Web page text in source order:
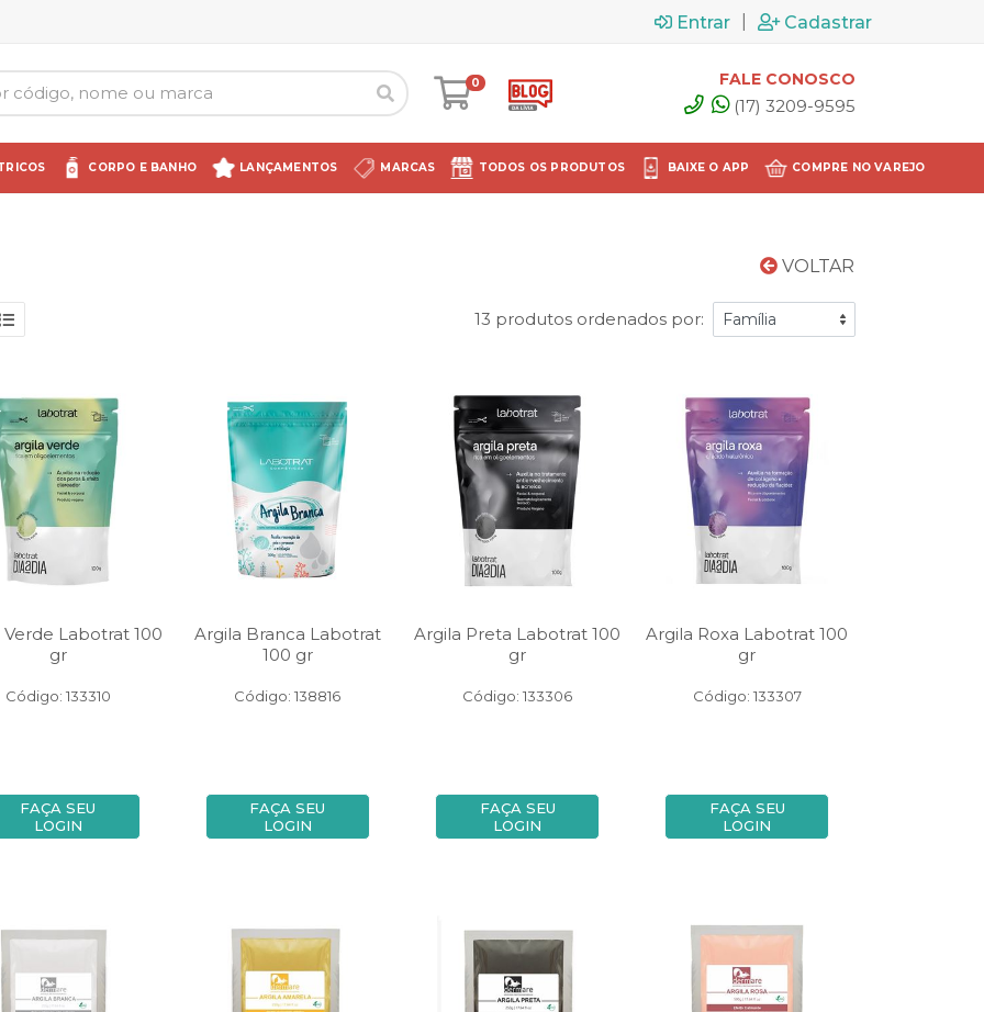
Entrar Cadastrar
0 FALE CONOSCO
(17) 3209-9595
CORPO E BANHO LANÇAMENTOS MARCAS TODOS OS PRODUTOS BAIXE O APP COMPRE NO VAREJO
VOLTAR
13 produtos ordenados por:
Verde Labotrat 100
gr
Código: 133310
FAÇA SEU
LOGIN
Argila Branca Labotrat
100 gr
Código: 138816
FAÇA SEU
LOGIN
Argila Preta Labotrat 100
gr
Código: 133306
FAÇA SEU
LOGIN
Argila Roxa Labotrat 100
gr
Código: 133307
FAÇA SEU
LOGIN